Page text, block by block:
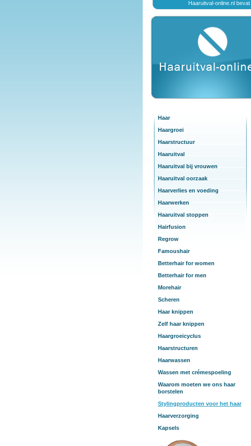
Haaruitval-online.nl bevat
Haar
Haargroei
Haarstructuur
Haaruitval
Haaruitval bij vrouwen
Haaruitval oorzaak
Haarverlies en voeding
Haarwerken
Haaruitval stoppen
Hairfusion
Regrow
Famoushair
Betterhair for women
Betterhair for men
Morehair
Scheren
Haar knippen
Zelf haar knippen
Haargroeicyclus
Haarstructuren
Haarwassen
Wassen met crémespoeling
Waarom moeten we ons haar
borstelen
Stylingproducten voor het haar
Haarverzorging
Kapsels